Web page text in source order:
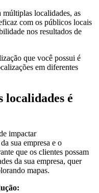
localidades, as
com os públicos locais
nos resultados de
que você possui é
em diferentes
localidades é
impactar
sua empresa e o
que os clientes possam
da sua empresa, quer
mapas.